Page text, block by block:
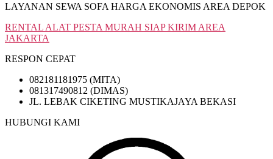
LAYANAN SEWA SOFA HARGA EKONOMIS AREA DEPOK
RENTAL ALAT PESTA MURAH SIAP KIRIM AREA
JAKARTA
RESPON CEPAT
082181181975 (MITA)
081317490812 (DIMAS)
JL. LEBAK CIKETING MUSTIKAJAYA BEKASI
HUBUNGI KAMI